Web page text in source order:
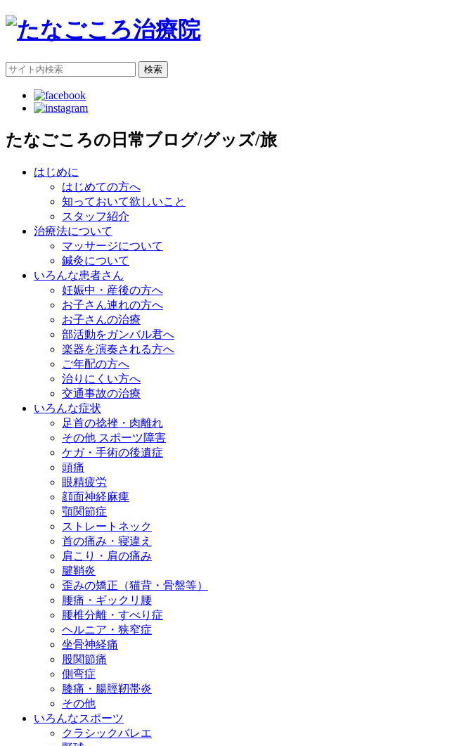
検索
たなごころの日常ブログ/グッズ/旅
はじめに
はじめての方へ
知っておいて欲しいこと
スタッフ紹介
治療法について
マッサージについて
鍼灸について
いろんな患者さん
妊娠中・産後の方へ
お子さん連れの方へ
お子さんの治療
部活動をガンバル君へ
楽器を演奏される方へ
ご年配の方へ
治りにくい方へ
交通事故の治療
いろんな症状
足首の捻挫・肉離れ
その他 スポーツ障害
ケガ・手術の後遺症
頭痛
眼精疲労
顔面神経麻痺
顎関節症
ストレートネック
首の痛み・寝違え
肩こり・肩の痛み
腱鞘炎
歪みの矯正（猫背・骨盤等）
腰痛・ギックリ腰
腰椎分離・すべり症
ヘルニア・狭窄症
坐骨神経痛
股関節痛
側弯症
膝痛・腸脛靭帯炎
その他
いろんなスポーツ
クラシックバレエ